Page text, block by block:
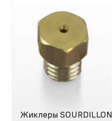
Жиклеры SOURDILLON